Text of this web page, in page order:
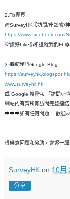
2.Fb專頁
@SurveyHK【訪問/座談會/
https://www.facebook.com/
💡讚好Like👍和追蹤我們Fb
3.追蹤我們Google Blog
https://surveyhk.blogspot.hk/
www.surveyhk.hk
或 Google 搜尋🔍 「訪問/座
網站內有齊所有訪問完整連
➡➡➡如有任何問題， 歡迎
很樂意回覆和恊助，會逐一
SurveyHK on 10月
分享